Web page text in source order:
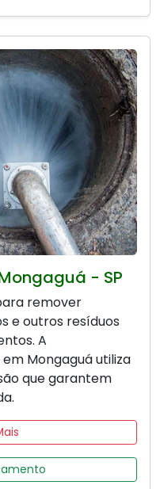
- SP
remover
e outros resíduos
A
Mongaguá utiliza
que garantem